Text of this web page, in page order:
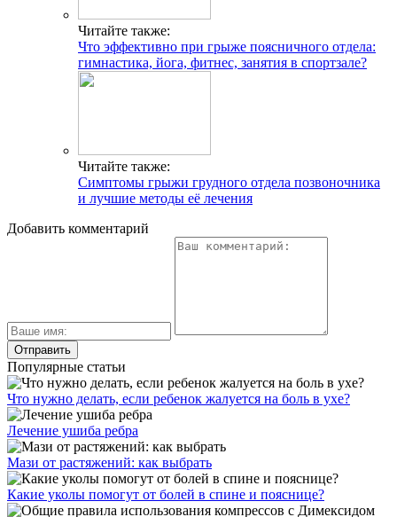
Читайте также:
Что эффективно при грыже поясничного отдела:
гимнастика, йога, фитнес, занятия в спортзале?
Читайте также:
Симптомы грыжи грудного отдела позвоночника
и лучшие методы её лечения
Добавить комментарий
Популярные статьи
Что нужно делать, если ребенок жалуется на боль в ухе?
Лечение ушиба ребра
Мази от растяжений: как выбрать
Какие уколы помогут от болей в спине и пояснице?